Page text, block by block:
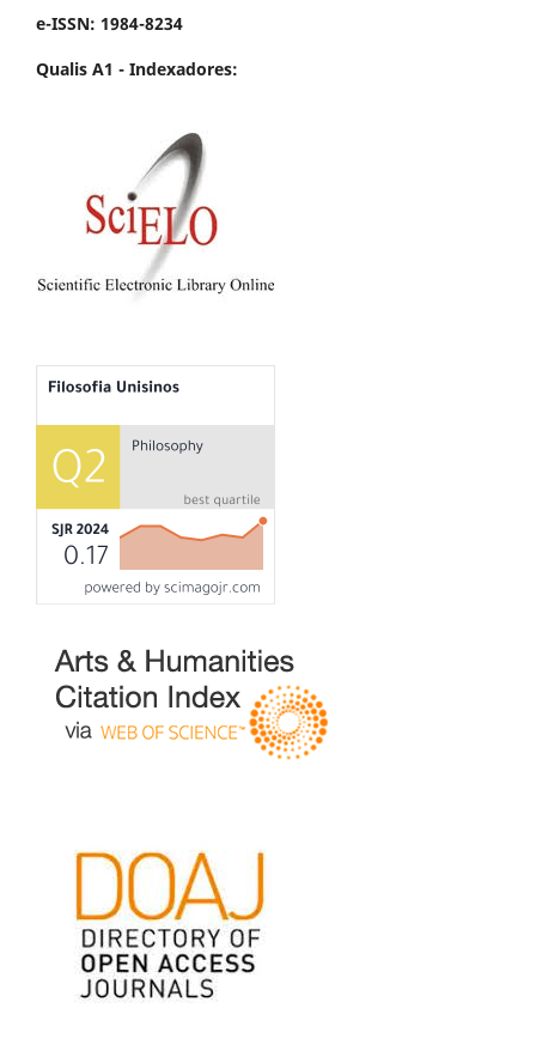
e-ISSN: 1984-8234
Qualis A1 - Indexadores: